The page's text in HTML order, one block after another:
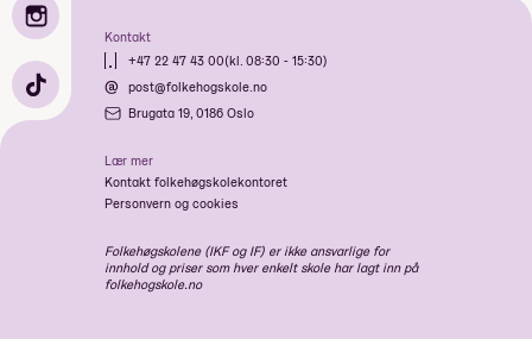
Kontakt
+47 22 47 43 00(kl. 08:30 - 15:30)
post@folkehogskole.no
Brugata 19, 0186 Oslo
Lær mer
Kontakt folkehøgskolekontoret
Personvern og cookies
Folkehøgskolene (IKF og IF) er ikke ansvarlige for
innhold og priser som hver enkelt skole har lagt inn på
folkehogskole.no